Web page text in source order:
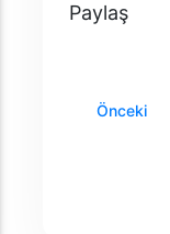
Paylaş
Önceki